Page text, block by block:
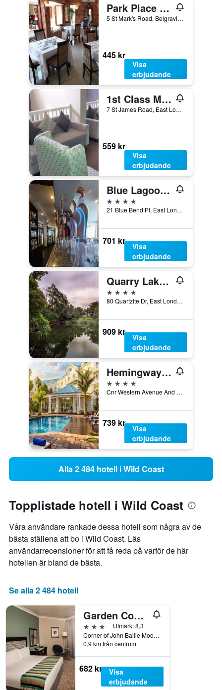
Park Place Boutique Guesthouse
5 St Mark's Road, Belgravia, East London, Östra Kapprovinsen, Sydafrika
445 kr
Visa
erbjudande
1st Class Manor B&B
7 St James Road, East London, Östra Kapprovinsen, Sydafrika
559 kr
Visa
erbjudande
Blue Lagoon Hotel and Conference Centre
4 stjärnor
21 Blue Bend Pl, East London, Östra Kapprovinsen, Sydafrika
701 kr
Visa
erbjudande
Quarry Lake Inn
4 stjärnor
80 Quartzite Dr, East London, Östra Kapprovinsen, Sydafrika
909 kr
Visa
erbjudande
Hemingways Hotel
4 stjärnor
Cnr Western Avenue And Two Rivers Drive, East London, Östra Kapprovinsen, Sydafrika
739 kr
Visa
erbjudande
Alla 2 484 hotell i Wild Coast
Topplistade hotell i Wild Coast
Våra användare rankade dessa hotell som några av de
bästa ställena att bo i Wild Coast. Läs
användarrecensioner för att få reda på varför de här
hotellen är bland de bästa.
Se alla 2 484 hotell
Garden Court East London
3 stjärnorUtmärkt 8,3
Corner of John Bailie Moore Street, East London, Östra Kapprovinsen, Sydafrika
0,9 km från centrum
682 kr
Visa
erbjudande